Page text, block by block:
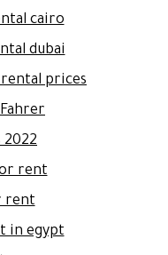
cairo
dubai
prices
2022
rent
rent
in egypt